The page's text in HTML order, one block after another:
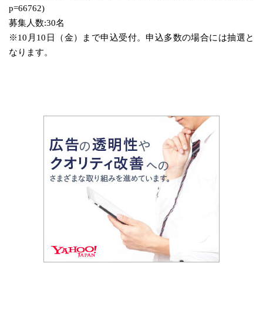
p=66762)
募集人数:30名
※10月10日（金）まで申込受付。申込多数の場合には抽選と
なります。